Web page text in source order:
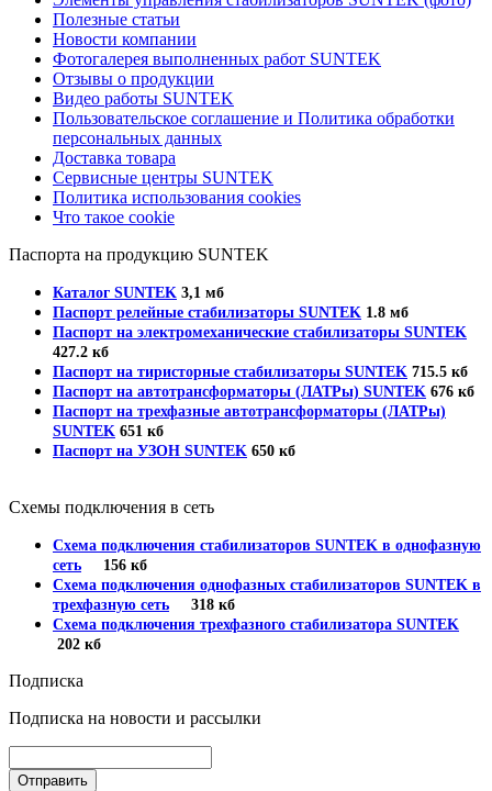
Полезные статьи
Новости компании
Фотогалерея выполненных работ SUNTEK
Отзывы о продукции
Видео работы SUNTEK
Пользовательское соглашение и Политика обработки
персональных данных
Доставка товара
Сервисные центры SUNTEK
Политика использования cookies
Что такое cookie
Паспорта на продукцию SUNTEK
Каталог SUNTEK 3,1 мб
Паспорт релейные стабилизаторы SUNTEK 1.8 мб
Паспорт на электромеханические стабилизаторы SUNTEK
427.2 кб
Паспорт на тиристорные стабилизаторы SUNTEK 715.5 кб
Паспорт на автотрансформаторы (ЛАТРы) SUNTEK 676 кб
Паспорт на трехфазные автотрансформаторы (ЛАТРы)
SUNTEK 651 кб
Паспорт на УЗОН SUNTEK 650 кб
Схемы подключения в сеть
Схема подключения стабилизаторов SUNTEK в однофазную
сеть 156 кб
Схема подключения однофазных стабилизаторов SUNTEK в
трехфазную сеть 318 кб
Схема подключения трехфазного стабилизатора SUNTEK
202 кб
Подписка
Подписка на новости и рассылки